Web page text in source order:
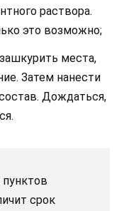
раствора.
это возможно;
места,
Затем нанести
Дождаться,
срок